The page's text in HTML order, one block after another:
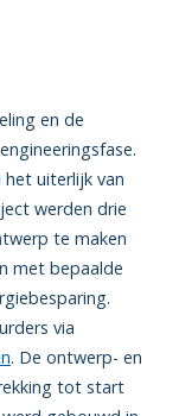
en de
uiterlijk van
werden drie
te maken
met bepaalde
via
. De ontwerp- en
tot start